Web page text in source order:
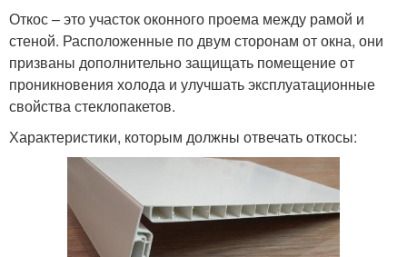
Откос – это участок оконного проема между рамой и
стеной. Расположенные по двум сторонам от окна, они
призваны дополнительно защищать помещение от
проникновения холода и улучшать эксплуатационные
свойства стеклопакетов.
Характеристики, которым должны отвечать откосы: